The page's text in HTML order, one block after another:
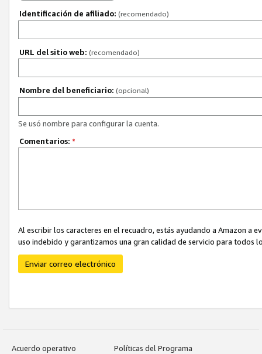
Identificación de afiliado: (recomendado)
URL del sitio web: (recomendado)
Nombre del beneficiario: (opcional)
Se usó nombre para configurar la cuenta.
Comentarios: *
Al escribir los caracteres en el recuadro, estás ayudando a Amazon
uso indebido y garantizamos una gran calidad de servicio para todos
Enviar correo electrónico
Acuerdo operativo
Políticas del Programa